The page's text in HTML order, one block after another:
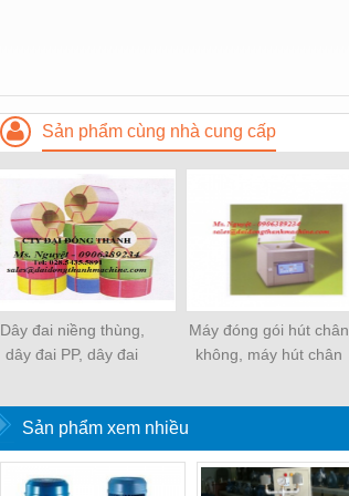
Sản phẩm cùng nhà cung cấp
Dây đai niềng thùng,
dây đai PP, dây đai
Máy đóng gói hút chân
không, máy hút chân
Sản phẩm xem nhiều